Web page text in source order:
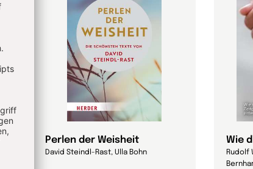
Perlen der Weisheit
David Steindl-Rast, Ulla Bohn
Wie
Rudolf